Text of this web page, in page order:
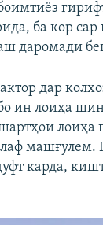
ба кор сар
даромади
дар
ин лоиҳа
лоиҳа
машғулем.
карда,